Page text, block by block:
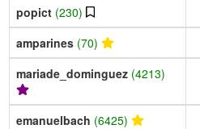
popict (230)
amparines (70)
mariade_dominguez (4213)
emanuelbach (6425)